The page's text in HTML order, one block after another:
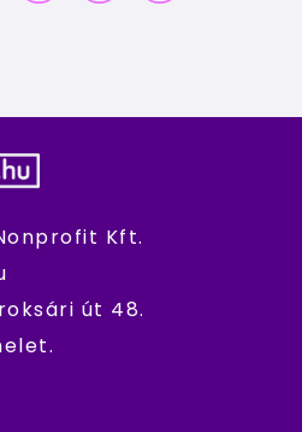
Kft.
út 48.